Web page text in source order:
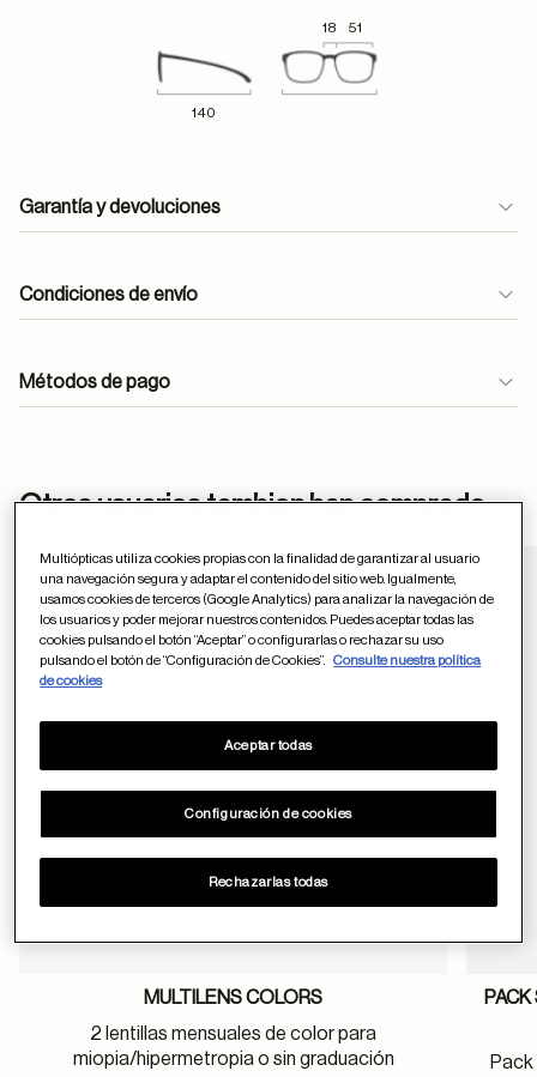
18 51
140
Garantía y devoluciones
ayuda
Condiciones de envío
Métodos de pago
Otros usuarios tambien han comprado
Guardar en
MULTILENS COLORS
2 lentillas mensuales de color para
miopia/hipermetropia o sin graduación
Multiópticas utiliza cookies propias con la finalidad de garantizar al usuario
una navegación segura y adaptar el contenido del sitio web. Igualmente,
usamos cookies de terceros (Google Analytics) para analizar la navegación de
los usuarios y poder mejorar nuestros contenidos. Puedes aceptar todas las
cookies pulsando el botón “Aceptar” o configurarlas o rechazar su uso
pulsando el botón de “Configuración de Cookies”.
Consulte nuestra política
de cookies
Configuración de cookies
Rechazarlas todas
Aceptar todas